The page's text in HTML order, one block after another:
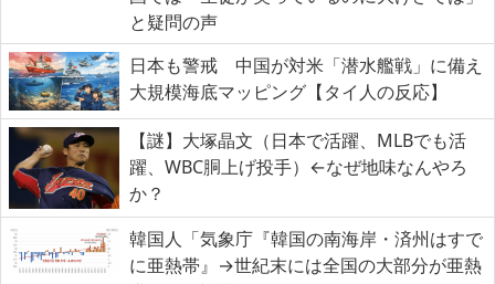
と疑問の声
日本も警戒 中国が対米「潜水艦戦」に備え
大規模海底マッピング【タイ人の反応】
【謎】大塚晶文（日本で活躍、MLBでも活
躍、WBC胴上げ投手）←なぜ地味なんやろ
か？
韓国人「気象庁『韓国の南海岸・済州はすで
に亜熱帯』→世紀末には全国の大部分が亜熱